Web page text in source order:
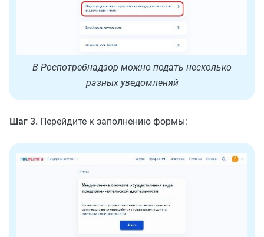
В Роспотребнадзор можно подать несколько
разных уведомлений
Шаг 3. Перейдите к заполнению формы: